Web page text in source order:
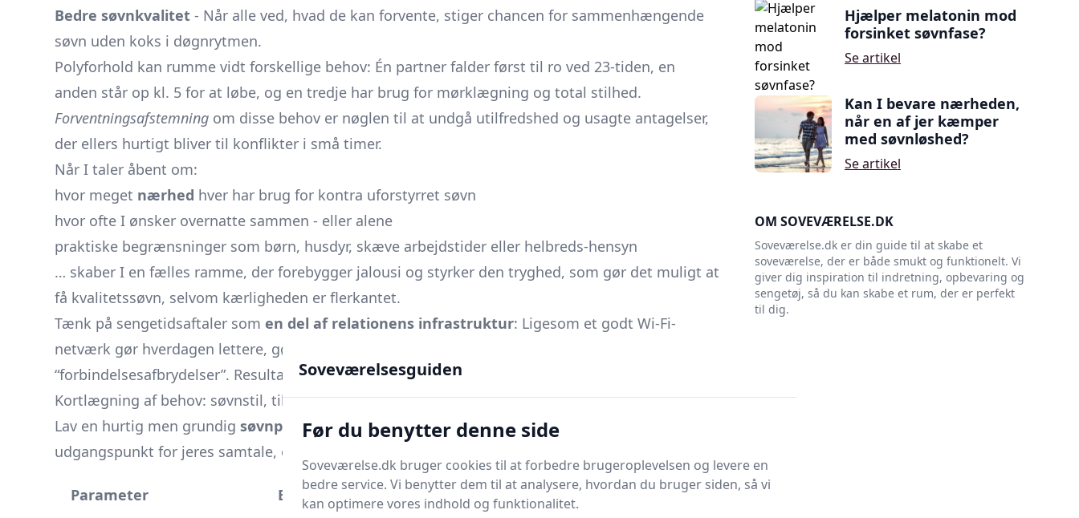
Bedre søvnkvalitet - Når alle ved, hvad de kan forvente, stiger chancen for sammenhængende
søvn uden koks i døgnrytmen.
Polyforhold kan rumme vidt forskellige behov: Én partner falder først til ro ved 23-tiden, en
anden står op kl. 5 for at løbe, og en tredje har brug for mørklægning og total stilhed.
Forventningsafstemning om disse behov er nøglen til at undgå utilfredshed og usagte antagelser,
der ellers hurtigt bliver til konflikter i små timer.
Når I taler åbent om:
hvor meget nærhed hver har brug for kontra uforstyrret søvn
hvor ofte I ønsker overnatte sammen - eller alene
praktiske begrænsninger som børn, husdyr, skæve arbejdstider eller helbreds-hensyn
… skaber I en fælles ramme, der forebygger jalousi og styrker den tryghed, som gør det muligt at
få kvalitetssøvn, selvom kærligheden er flerkantet.
Tænk på sengetidsaftaler som en del af relationens infrastruktur: Ligesom et godt Wi-Fi-
netværk gør hverdagen lettere, gør klare aftaler jeres nætter glatte og fri for irriterende
“forbindelsesafbrydelser”. Resultatet? Mere overskud til både romantik og REM-søvn.
Kortlægning af behov: søvnstil, tilknytning og hverdagens logistik
Lav en hurtig men grundig søvnprofilfor hver partner. Brug fx skemaet nedenfor som
udgangspunkt for jeres samtale, og lad alle udfylde det hver for sig, før I mødes.
Parameter Eksempler
Min
præference
Kan gå på
Hjælper melatonin mod
forsinket søvnfase?
Se artikel
Kan I bevare nærheden,
når en af jer kæmper
med søvnløshed?
Se artikel
OM SOVEVÆRELSE.DK
Soveværelse.dk er din guide til at skabe et
soveværelse, der er både smukt og funktionelt. Vi
giver dig inspiration til indretning, opbevaring og
sengetøj, så du kan skabe et rum, der er perfekt
til dig.
Soveværelsesguiden
Før du benytter denne side
Soveværelse.dk bruger cookies til at forbedre brugeroplevelsen og levere en
bedre service. Vi benytter dem til at analysere, hvordan du bruger siden, så vi
kan optimere vores indhold og funktionalitet.